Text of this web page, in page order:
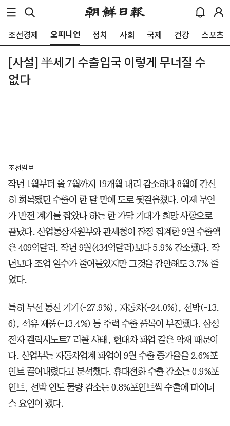
조선경제 오피니언 정치 사회 국제 건강 스포츠
[사설] 半세기 수출입국 이렇게 무너질 수
없다
조선일보
작년 1월부터 올 7월까지 19개월 내리 감소하다 8월에 간신
히 회복됐던 수출이 한 달 만에 도로 뒷걸음쳤다. 이제 무언
가 반전 계기를 잡았나 하는 한 가닥 기대가 희망 사항으로
끝났다. 산업통상자원부와 관세청이 잠정 집계한 9월 수출액
은 409억달러. 작년 9월(434억달러)보다 5.9% 감소했다. 작
년보다 조업 일수가 줄어들었지만 그것을 감안해도 3.7% 줄
었다.
특히 무선 통신 기기(-27.9%), 자동차(-24.0%), 선박(-13.
6), 석유 제품(-13.4%) 등 주력 수출 품목이 부진했다. 삼성
전자 갤럭시노트7 리콜 사태, 현대차 파업 같은 악재 때문이
다. 산업부는 자동차업계 파업이 9월 수출 증가율을 2.6%포
인트 끌어내렸다고 분석했다. 휴대전화 수출 감소는 0.9%포
인트, 선박 인도 물량 감소는 0.8%포인트씩 수출에 마이너
스 요인이 됐다.